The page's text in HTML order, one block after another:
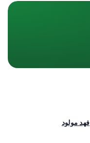
فهد مولود